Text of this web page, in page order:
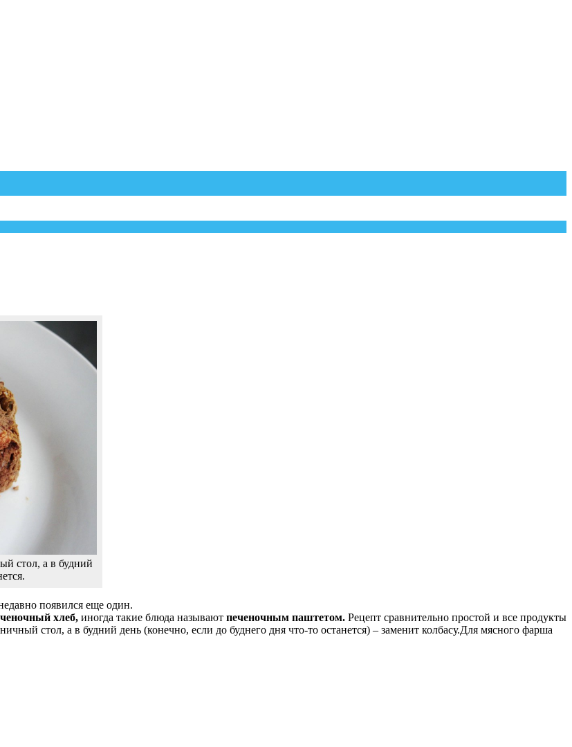
стол, а в будний
появился еще один.
хлеб, иногда такие блюда называют печеночным паштетом. Рецепт сравнительно простой и все продукты
стол, а в будний день (конечно, если до буднего дня что-то останется) – заменит колбасу.Для мясного фарша